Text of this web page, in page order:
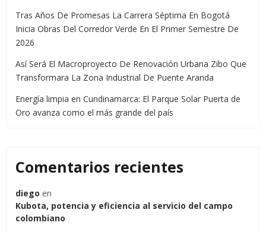
Tras Años De Promesas La Carrera Séptima En Bogotá
Inicia Obras Del Corredor Verde En El Primer Semestre De
2026
Así Será El Macroproyecto De Renovación Urbana Zibo Que
Transformara La Zona Industrial De Puente Aranda
Energía limpia en Cundinamarca: El Parque Solar Puerta de
Oro avanza como el más grande del país
Comentarios recientes
diego en
Kubota, potencia y eficiencia al servicio del campo
colombiano